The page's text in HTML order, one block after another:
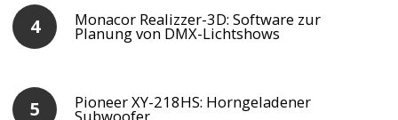
Monacor Realizzer-3D: Software zur
Planung von DMX-Lichtshows
Pioneer XY-218HS: Horngeladener